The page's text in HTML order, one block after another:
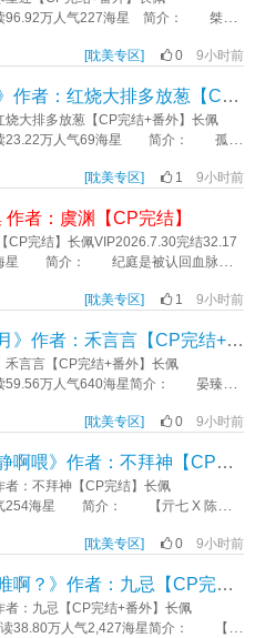
那个尚未一飞冲天的人：……哎？
：你怎么又来了，上次驱邪没成
们：唉管不了了，他真是太喜欢我
欢我。 又名：拿着野史话本的我
爱算计的顽强小少爷。 2.可能有万
读96.92万人气227海星 简介： 桀骜
一个金毛拍了拍，那是他远赴国外离开
一天，他们真拌上对方的嘴了。 小剧
你的嘴用胶布粘上，等我亲五分钟再
这亲的还是嘴吗？ *两个幼稚鬼
寒星迎
[耽美专区] 0 9小时前
[近代现代] 《六个便士与月亮》作者：红烧大排多放葱【CP完结+番外】
烧大排多放葱【CP完结+番外】长佩
读23.22万人气69海星 简介： 孤傲
愤不平，仗着有几分才华在艺术届我行
，长得土土的，穿得也很有“味
怜鬼雇着，雇着雇着却对这个俗气的
可求的月亮，我的月亮却愿意为我
[耽美专区] 1 9小时前
者：虞渊【CP完结】
CP完结】长佩VIP2026.7.30完结32.17
海星 简介： 纪庭是被认回血脉的
应当。 虞迟想，纪家内斗，他是假少
的时候，纪庭问虞迟：你也这么想
没有等到那个答案。 直到他被推
向纪宁时，他才终于明白虞迟的沉默
眼睫轻颤。 “受教。” *1v1/he/双
种误会互猜心思相爱相杀的二人转
荤素均衡双初恋《仿玉》作者：虞渊
[耽美专区] 1 9小时前
[近代现代] 《他死后的第十个月》作者：禾言言【CP完结+番外】
禾言言【CP完结+番外】长佩
59.56万人气640海星简介： 晏臻x舒
和他恋爱六年的男朋友晏臻提出分
车跑过去的时候，晏臻的尸体烧的没有
候，曾经强制伤害过他三个月的宋逢
死亡出现了更严重的心理疾病，退
舒钰坚信他死掉了，只当他是幻
有人用疯来记住。” *控控勿看。
有追妻情节。大狗血。病弱受。 完
费 标签：狗血酸涩HE虐恋架空精
[耽美专区] 0 9小时前
[玄幻灵异] 《不要随便保持安静啊喂》作者：不拜神【CP完结】
者：不拜神【CP完结】长佩
气254海星 简介： 【亓七 X 陈不
之中最轻松的三个月。 不料，一次
候，我还会被拖入鬼怪的世界。 为了
工！ 标签：民俗志怪第一人称主受
《不要随便保持安静啊喂》作者：
[耽美专区] 0 9小时前
[近代现代] 《不是，你是我毒唯啊？》作者：九忌【CP完结+番外】
者：九忌【CP完结+番外】长佩
读38.80万人气2,427海星简介： 【林